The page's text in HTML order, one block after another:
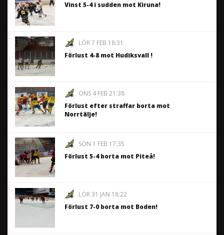
Vinst 5-4 i sudden mot Kiruna!
LÖR 7 FEB 18:31
Förlust 4-8 mot Hudiksvall !
ONS 4 FEB 21:38
Förlust efter straffar borta mot
Norrtälje!
SÖN 1 FEB 17:35
Förlust 5-4 borta mot Piteå!
LÖR 31 JAN 18:22
Förlust 7-0 borta mot Boden!